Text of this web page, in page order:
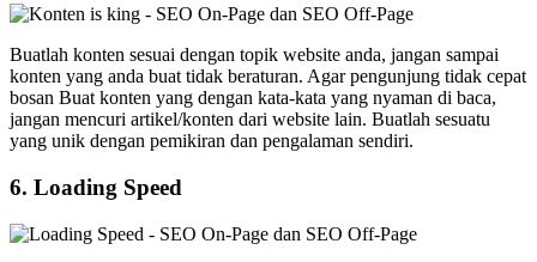
Buatlah konten sesuai dengan topik website anda, jangan sampai
konten yang anda buat tidak beraturan. Agar pengunjung tidak cepat
bosan Buat konten yang dengan kata-kata yang nyaman di baca,
jangan mencuri artikel/konten dari website lain. Buatlah sesuatu
yang unik dengan pemikiran dan pengalaman sendiri.
6. Loading Speed